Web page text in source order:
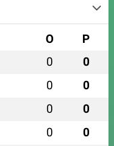
O P
0 0
0 0
0 0
0 0